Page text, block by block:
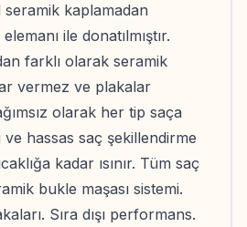
kaplamadan
ile donatılmıştır.
farklı olarak seramik
vermez ve plakalar
olarak her tip saça
ve hassas saç şekillendirme
kadar ısınır. Tüm saç
bukle maşası sistemi.
Sıra dışı performans.